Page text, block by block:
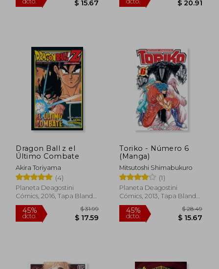
45% $ 43.28 45% $
Dragon Ball z el
Último Combate
Akira Toriyama
(4)
Planeta Deagostini
Cómics, 2016, Tapa Blanda.
Con Sobrecubierta, Nuevo
Toriko - Número 6
(Manga)
Mitsutoshi Shimabukuro
(1)
Planeta Deagostini
Cómics, 2013, Tapa Blanda,
Nuevo